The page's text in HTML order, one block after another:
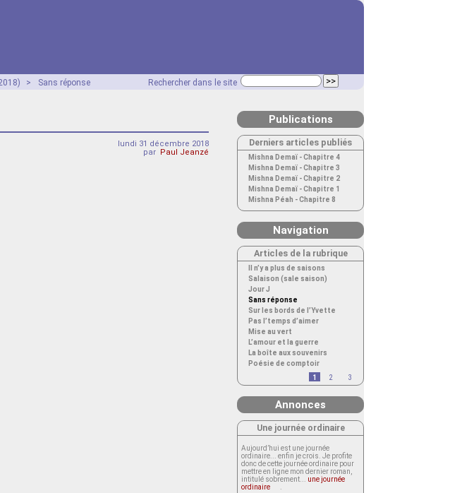
Rechercher dans le site
> Sans réponse
lundi 31 décembre 2018
par Paul Jeanzé
Publications
Derniers articles publiés
Mishna Demaï - Chapitre 4
Mishna Demaï - Chapitre 3
Mishna Demaï - Chapitre 2
Mishna Demaï - Chapitre 1
Mishna Péah - Chapitre 8
Navigation
Articles de la rubrique
Il n’y a plus de saisons
Salaison (sale saison)
Jour J
Sans réponse
Sur les bords de l’Yvette
Pas l’temps d’aimer
Mise au vert
L’amour et la guerre
La boîte aux souvenirs
Poésie de comptoir
1
2 3
Annonces
Une journée ordinaire
Aujourd’hui est une journée
ordinaire... enfin je crois. Je profite
donc de cette journée ordinaire pour
mettre en ligne mon dernier roman,
intitulé sobrement... une journée
ordinaire